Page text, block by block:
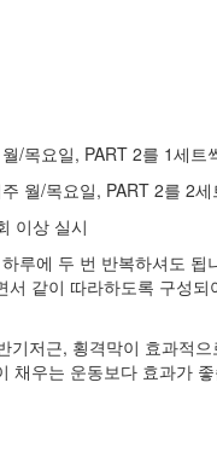
/목요일, PART 2를 1세트
월/목요일, PART 2를 2
이상 실시
루에 두 번 반복하셔도
같이 따라하도록 구성
저근, 횡격막이 효과적
우는 운동보다 효과가